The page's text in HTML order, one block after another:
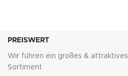
PREISWERT
Wir führen ein großes & attraktives
Sortiment